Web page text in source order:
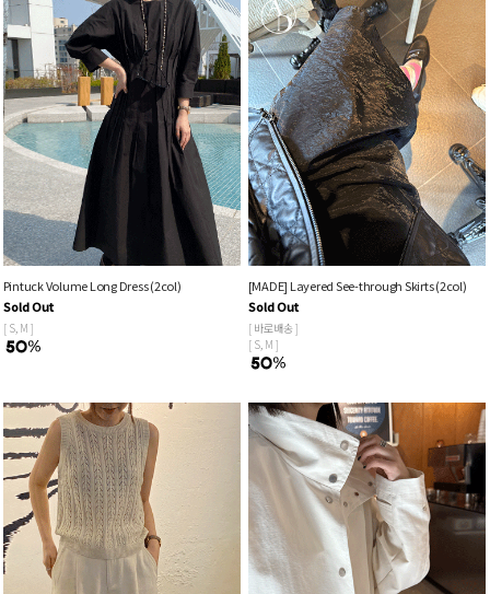
Pintuck Volume Long Dress (2col)
Sold Out
[ S, M ]
[MADE] Layered See-through Skirts (2col)
Sold Out
[ 바로배송 ]
[ S, M ]